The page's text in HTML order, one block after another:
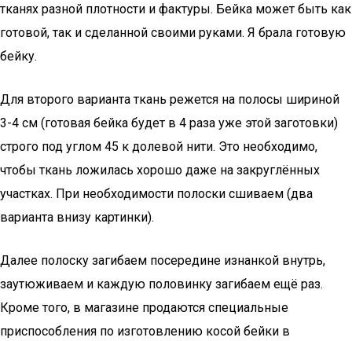
тканях разной плотности и фактуры. Бейка может быть как
готовой, так и сделанной своими руками. Я брала готовую
бейку.
Для второго варианта ткань режется на полосы шириной
3-4 см (готовая бейка будет в 4 раза уже этой заготовки)
строго под углом 45 к долевой нити. Это необходимо,
чтобы ткань ложилась хорошо даже на закруглённых
участках. При необходимости полоски сшиваем (два
варианта внизу картинки).
Далее полоску загибаем посередине изнанкой внутрь,
заутюживаем и каждую половинку загибаем ещё раз.
Кроме того, в магазине продаются специальные
приспособления по изготовлению косой бейки в